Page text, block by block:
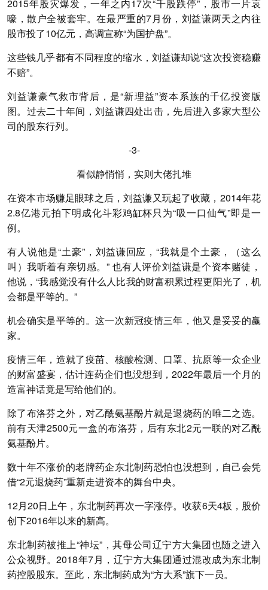
2015年股灾爆发，一年之内17次“千股跌停”，股市一片哀
嚎，散户全被套牢。在最严重的7月份，刘益谦两天之内往
股市投了10亿元，高调宣称“为国护盘”。
这些钱几乎都有不同程度的缩水，刘益谦却说“这次投资稳赚
不赔”。
刘益谦豪气救市背后，是“新理益”资本系族的千亿投资版
图。过去二十年间，刘益谦四处出击，先后进入多家大型公
司的股东行列。
-3-
看似静悄悄，实则大佬扎堆
在资本市场赚足眼球之后，刘益谦又玩起了收藏，2014年花
2.8亿港元拍下明成化斗彩鸡缸杯只为“吸一口仙气”即是一
例。
有人说他是“土豪”，刘益谦回应，“我就是个土豪，（这么
叫）我听着有亲切感。” 也有人评价刘益谦是个资本赌徒，
他说，“我感觉没有什么人比我的财富积累过程更阳光了，机
会都是平等的。”
机会确实是平等的。这一次新冠疫情三年，他又是妥妥的赢
家。
疫情三年，造就了疫苗、核酸检测、口罩、抗原等一众企业
的财富盛宴，估计连药企们也没想到，2022年最后一个月的
造富神话竟是写给他们的。
除了布洛芬之外，对乙酰氨基酚片就是退烧药的唯二之选。
前有天津2500元一盒的布洛芬，后有东北2元一联的对乙酰
氨基酚片。
数十年不涨价的老牌药企东北制药恐怕也没想到，自己会凭
借“2元退烧药”重新走进资本的舞台中央。
12月20日上午，东北制药再次一字涨停。收获6天4板，股价
创下2016年以来的新高。
东北制药被推上“神坛”，其母公司辽宁方大集团也随之进入
公众视野。2018年7月，辽宁方大集团通过混改成为东北制
药控股股东。至此，东北制药成为“方大系”旗下一员。